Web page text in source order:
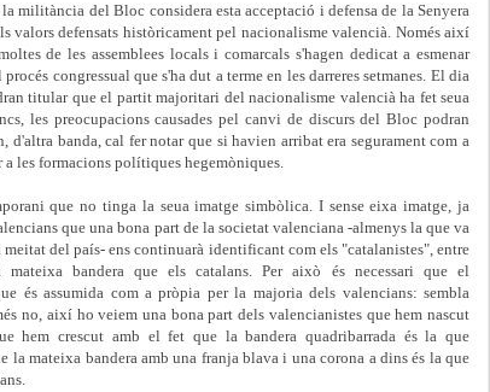
militància del Bloc considera esta acceptació i defensa de la Senyera
valors defensats històricament pel nacionalisme valencià. Només així
de les assemblees locals i comarcals s'hagen dedicat a esmenar
congressual que s'ha dut a terme en les darreres setmanes. El dia
titular que el partit majoritari del nacionalisme valencià ha fet seua
les preocupacions causades pel canvi de discurs del Bloc podran
d'altra banda, cal fer notar que si havien arribat era segurament com a
les formacions polítiques hegemòniques.
que no tinga la seua imatge simbòlica. I sense eixa imatge, ja
que una bona part de la societat valenciana -almenys la que va
del país- ens continuarà identificant com els "catalanistes", entre
mateixa bandera que els catalans. Per això és necessari que el
és assumida com a pròpia per la majoria dels valencians: sembla
no, així ho veiem una bona part dels valencianistes que hem nascut
hem crescut amb el fet que la bandera quadribarrada és la que
la mateixa bandera amb una franja blava i una corona a dins és la que